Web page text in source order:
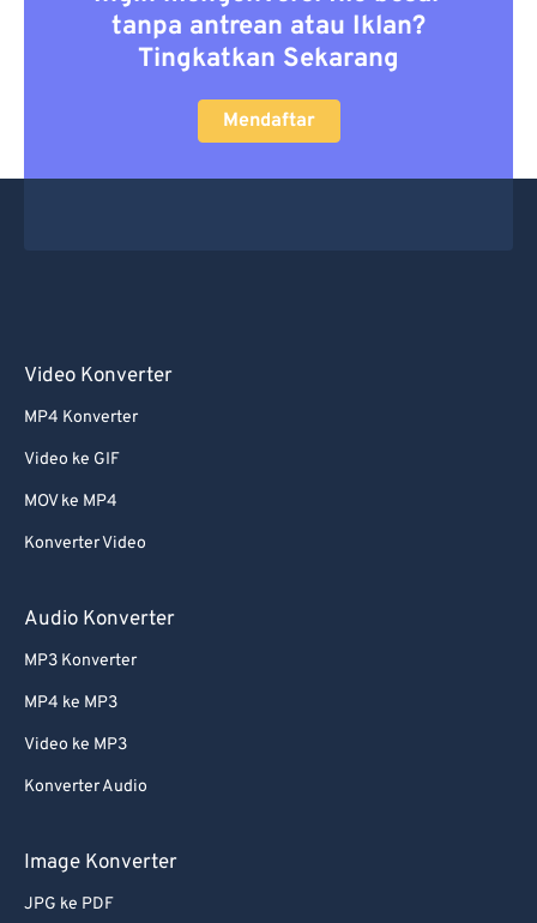
tanpa antrean atau Iklan?
Tingkatkan Sekarang
Mendaftar
Video Konverter
MP4 Konverter
Video ke GIF
MOV ke MP4
Konverter Video
Audio Konverter
MP3 Konverter
MP4 ke MP3
Video ke MP3
Konverter Audio
Image Konverter
JPG ke PDF